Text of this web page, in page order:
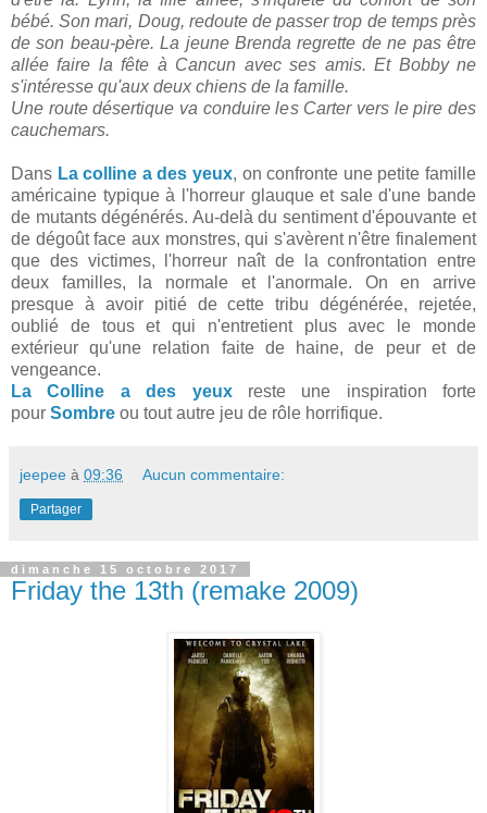
bébé. Son mari, Doug, redoute de passer trop de temps près
de son beau-père. La jeune Brenda regrette de ne pas être
allée faire la fête à Cancun avec ses amis. Et Bobby ne
s'intéresse qu'aux deux chiens de la famille.
Une route désertique va conduire les Carter vers le pire des
cauchemars.
Dans La colline a des yeux, on confronte une petite famille
américaine typique à l'horreur glauque et sale d'une bande
de mutants dégénérés. Au-delà du sentiment d'épouvante et
de dégoût face aux monstres, qui s'avèrent n'être finalement
que des victimes, l'horreur naît de la confrontation entre
deux familles, la normale et l'anormale. On en arrive
presque à avoir pitié de cette tribu dégénérée, rejetée,
oublié de tous et qui n'entretient plus avec le monde
extérieur qu'une relation faite de haine, de peur et de
vengeance.
La Colline a des yeuxreste une inspiration forte
pour Sombre ou tout autre jeu de rôle horrifique.
jeepee à 09:36 Aucun commentaire:
Partager
dimanche 15 octobre 2017
Friday the 13th (remake 2009)